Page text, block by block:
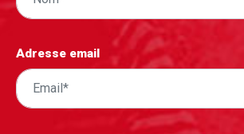
Adresse email